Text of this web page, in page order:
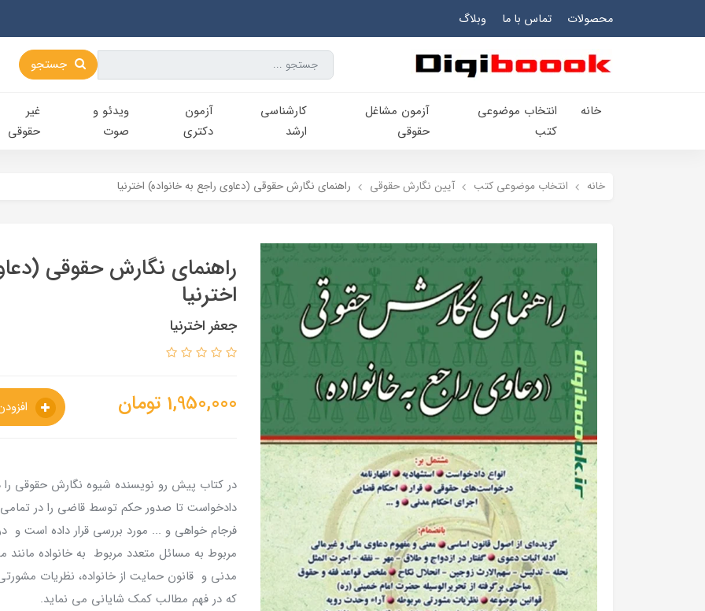
محصولات تماس با ما وبلاگ
جستجو
خانه
انتخاب​ موضوعي​
کتب
آزمون مشاغل
حقوقی
کارشناسی‌
ارشد
آزمون
دکتری
ویدئو و
صوت
غیر
حقوقی
خانه انتخاب​ موضوعي​ کتب آیین نگارش حقوقی راهنمای نگارش حقوقی (دعاوی راجع به خانواده) اخترنيا
راهنمای نگارش حقوقی
اخترنيا
جعفر اخترنیا
1,950,000 تومان
در کتاب پیش رو نویسنده شیوه نگارش حقوقی را
دادخواست تا صدور حکم توسط قاضی را در
فرجام خواهی و ... مورد بررسی قرار داده است و
مربوط به مسائل متعدد مربوط به خانواده مانند
مدنی و قانون حمایت از خانواده، نظریات
که در فهم مطالب کمک شایانی می نماید.